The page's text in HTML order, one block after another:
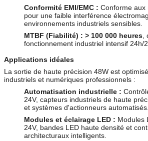
Conformité EMI/EMC : Conforme aux
pour une faible interférence
environnements industriels sensibles.
MTBF (Fiabilité) : > 100 000 heures
fonctionnement industriel intensif 24h/
Applications idéales
La sortie de haute précision 48W est
industriels et numériques professionnels :
Automatisation industrielle :
24V, capteurs industriels de haute
et systèmes d'actionneurs automatisés.
Modules et éclairage LED : Modules
24V, bandes LED haute densité et
architecturaux intelligents.